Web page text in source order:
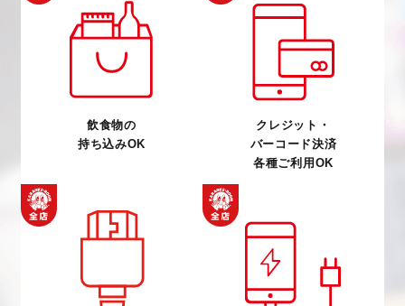
飲食物の
持ち込みOK
クレジット・
バーコード決済
各種ご利用OK